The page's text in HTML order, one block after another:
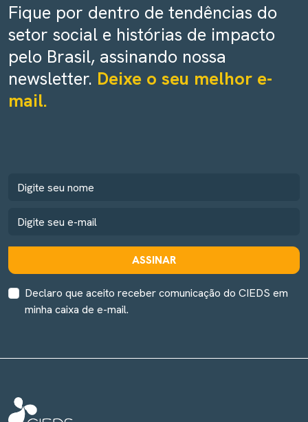
Fique por dentro de tendências do
setor social e histórias de impacto
pelo Brasil, assinando nossa
newsletter. Deixe o seu melhor e-
mail.
ASSINAR
Declaro que aceito receber comunicação do CIEDS em
minha caixa de e-mail.